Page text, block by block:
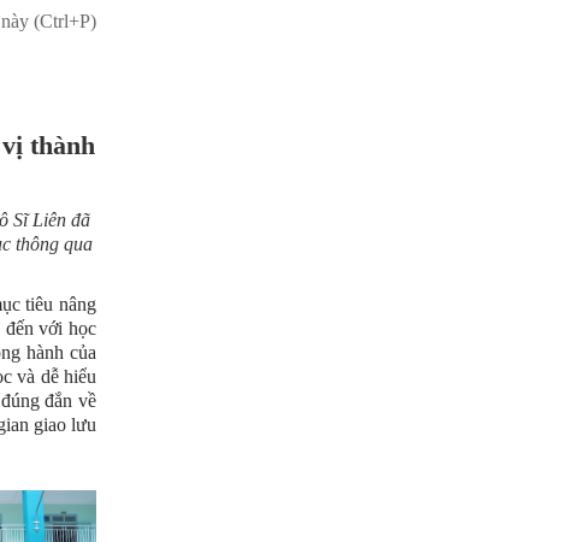
(Ctrl+P)
thành
Sĩ Liên đã
thông qua
tiêu nâng
đến với học
hành của
và dễ hiểu
đắn về
giao lưu